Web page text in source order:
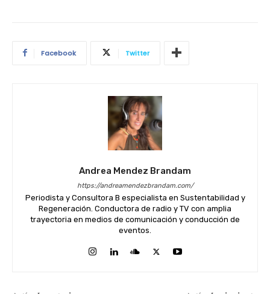
Facebook Twitter
Andrea Mendez Brandam
https://andreamendezbrandam.com/
Periodista y Consultora B especialista en Sustentabilidad y
Regeneración. Conductora de radio y TV con amplia
trayectoria en medios de comunicación y conducción de
eventos.